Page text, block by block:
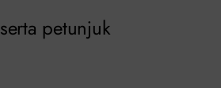
petunjuk